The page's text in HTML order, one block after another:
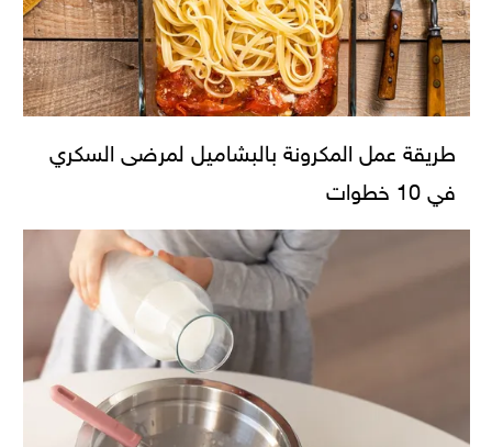
طريقة عمل المكرونة بالبشاميل لمرضى السكري
في 10 خطوات